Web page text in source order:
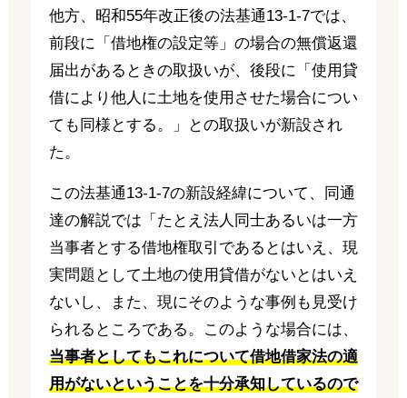
他方、昭和55年改正後の法基通13-1-7では、
前段に「借地権の設定等」の場合の無償返還
届出があるときの取扱いが、後段に「使用貸
借により他人に土地を使用させた場合につい
ても同様とする。」との取扱いが新設され
た。
この法基通13-1-7の新設経緯について、同通
達の解説では「たとえ法人同士あるいは一方
当事者とする借地権取引であるとはいえ、現
実問題として土地の使用貸借がないとはいえ
ないし、また、現にそのような事例も見受け
られるところである。このような場合には、
当事者としてもこれについて借地借家法の適
用がないということを十分承知しているので